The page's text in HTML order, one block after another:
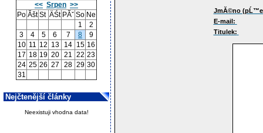
<< Srpen >>
Po Ăšt St ÄŚt PĂˇ So Ne
1
2
3
4 5 6 7 8
9
10 11 12 13 14 15 16
17 18 19 20 21 22 23
24 25 26 27 28 29 30
31
Nejčtenější články
Neexistuji vhodna data!
JmĂ©no
E-mail:
Titulek: